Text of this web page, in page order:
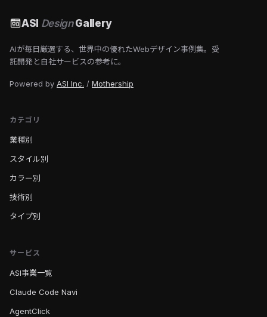
ASI DesignGallery
AIが毎日厳選する、世界中の優れたWebデザイン事例集。受
託開発と自社サービスの参考に。
Powered by ASI Inc. / Mothership
カテゴリ
業種別
スタイル別
カラー別
技術別
タイプ別
サービス
ASI事業一覧
Claude Code Navi
AgentClick